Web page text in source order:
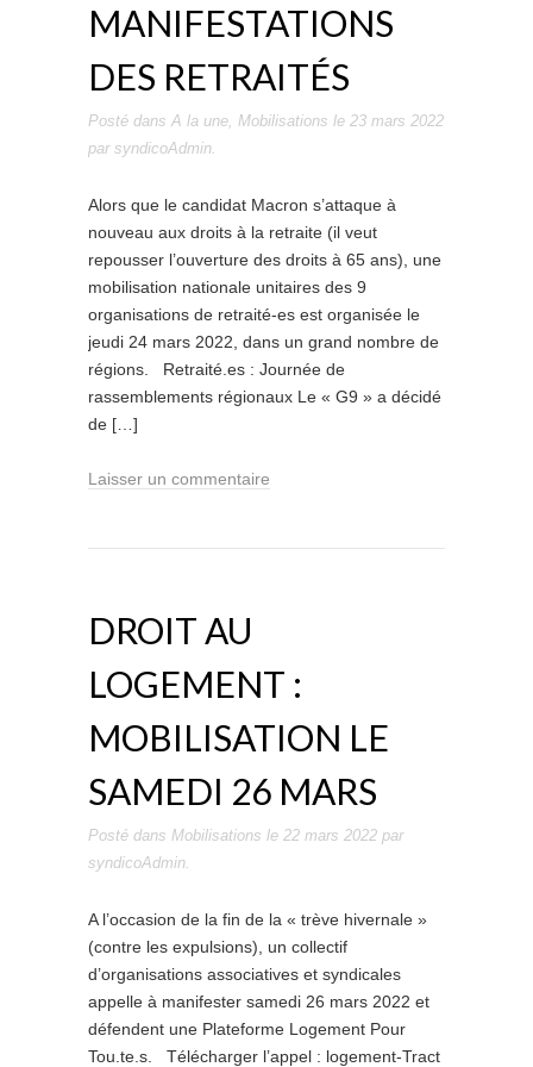
MANIFESTATIONS
DES RETRAITÉS
Posté dans A la une, Mobilisations le 23 mars 2022
par syndicoAdmin.
Alors que le candidat Macron s’attaque à
nouveau aux droits à la retraite (il veut
repousser l’ouverture des droits à 65 ans), une
mobilisation nationale unitaires des 9
organisations de retraité-es est organisée le
jeudi 24 mars 2022, dans un grand nombre de
régions. Retraité.es : Journée de
rassemblements régionaux Le « G9 » a décidé
de […]
Laisser un commentaire
DROIT AU
LOGEMENT :
MOBILISATION LE
SAMEDI 26 MARS
Posté dans Mobilisations le 22 mars 2022 par
syndicoAdmin.
A l’occasion de la fin de la « trève hivernale »
(contre les expulsions), un collectif
d’organisations associatives et syndicales
appelle à manifester samedi 26 mars 2022 et
défendent une Plateforme Logement Pour
Tou.te.s. Télécharger l’appel : logement-Tract